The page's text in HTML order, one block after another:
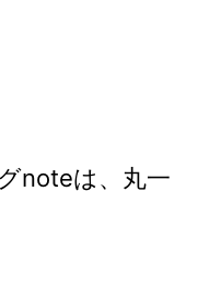
noteは、丸一